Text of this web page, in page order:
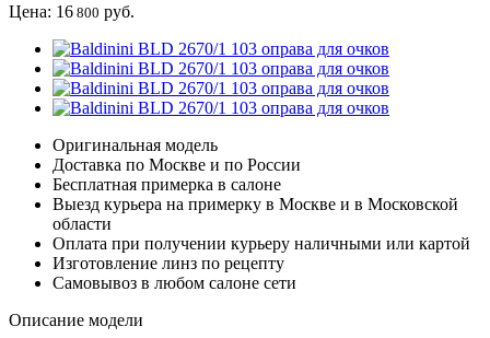
Цена: 16 800 руб.
Оригинальная модель
Доставка по Москве и по России
Бесплатная примерка в салоне
Выезд курьера на примерку в Москве и в Московской
области
Оплата при получении курьеру наличными или картой
Изготовление линз по рецепту
Самовывоз в любом салоне сети
Описание модели